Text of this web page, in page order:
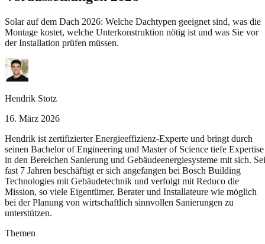
Solar auf dem Dach 2026: Welche Dachtypen geeignet sind, was die
Montage kostet, welche Unterkonstruktion nötig ist und was Sie vor
der Installation prüfen müssen.
Hendrik Stotz
16. März 2026
Hendrik ist zertifizierter Energieeffizienz-Experte und bringt durch
seinen Bachelor of Engineering und Master of Science tiefe Expertise
in den Bereichen Sanierung und Gebäudeenergiesysteme mit sich.
fast 7 Jahren beschäftigt er sich angefangen bei Bosch Building
Technologies mit Gebäudetechnik und verfolgt mit Reduco die
Mission, so viele Eigentümer, Berater und Installateure wie möglich
bei der Planung von wirtschaftlich sinnvollen Sanierungen zu
unterstützen.
Themen